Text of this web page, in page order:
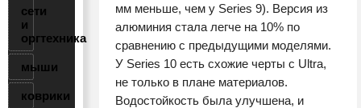
сети
и
оргтехника
мыши
коврики
мм меньше, чем у Series 9). Версия из
алюминия стала легче на 10% по
сравнению с предыдущими моделями.
У Series 10 есть схожие черты с Ultra,
не только в плане материалов.
Водостойкость была улучшена, и